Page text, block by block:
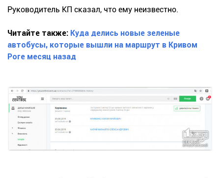
Руководитель КП сказал, что ему неизвестно.
Читайте также: Куда делись новые зеленые
автобусы, которые вышли на маршрут в Кривом
Роге месяц назад